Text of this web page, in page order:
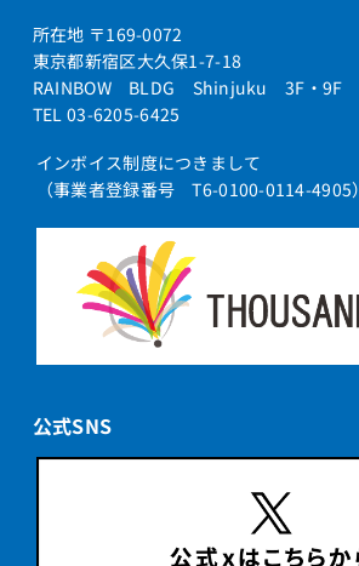
所在地 〒169-0072
東京都新宿区大久保1-7-18
RAINBOW BLDG Shinjuku 3F・9F
TEL 03-6205-6425
インボイス制度につきまして
（事業者登録番号 T6-0100-0114-4905）
公式SNS